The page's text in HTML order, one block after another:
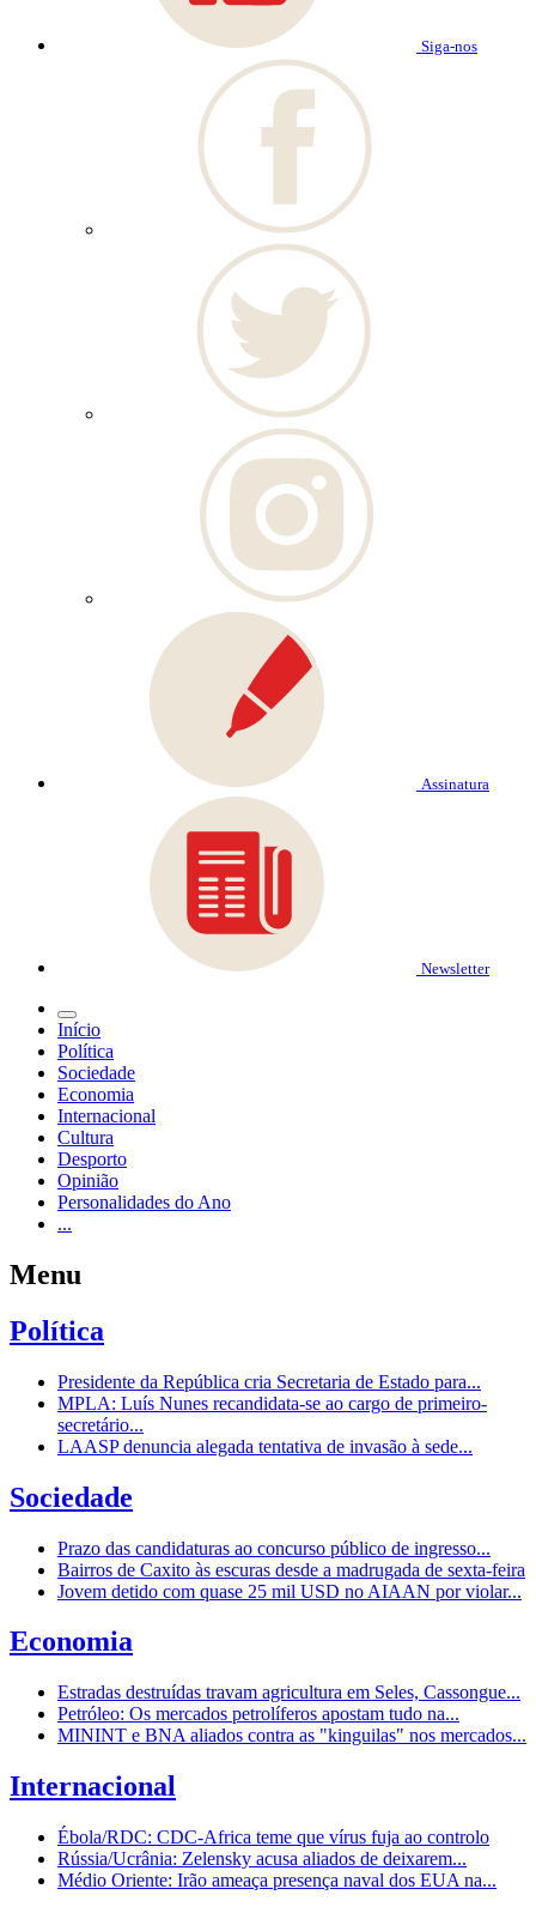
Siga-nos
Assinatura
Newsletter
Início
Política
Sociedade
Economia
Internacional
Cultura
Desporto
Opinião
Personalidades do Ano
...
Menu
Política
Presidente da República cria Secretaria de Estado para...
MPLA: Luís Nunes recandidata-se ao cargo de primeiro-
secretário...
LAASP denuncia alegada tentativa de invasão à sede...
Sociedade
Prazo das candidaturas ao concurso público de ingresso...
Bairros de Caxito às escuras desde a madrugada de sexta-feira
Jovem detido com quase 25 mil USD no AIAAN por violar...
Economia
Estradas destruídas travam agricultura em Seles, Cassongue...
Petróleo: Os mercados petrolíferos apostam tudo na...
MININT e BNA aliados contra as "kinguilas" nos mercados...
Internacional
Ébola/RDC: CDC-Africa teme que vírus fuja ao controlo
Rússia/Ucrânia: Zelensky acusa aliados de deixarem...
Médio Oriente: Irão ameaça presença naval dos EUA na...